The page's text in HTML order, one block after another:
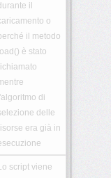
il
o
il metodo
load() è stato
l'algoritmo di
delle
era già in
script viene